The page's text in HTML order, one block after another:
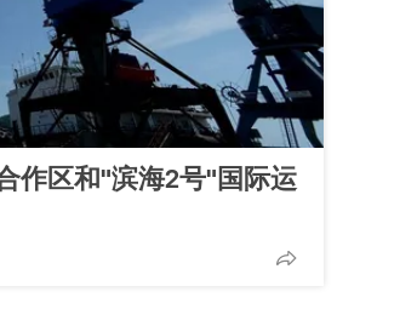
作区和"滨海2号"国际运